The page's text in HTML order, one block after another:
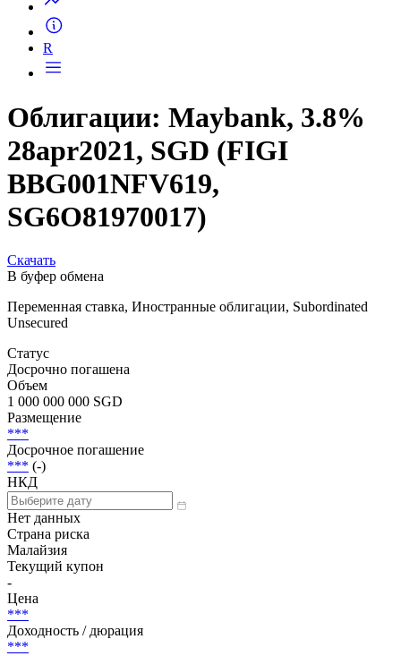
R
Облигации: Maybank, 3.8%
28apr2021, SGD (FIGI
BBG001NFV619,
SG6O81970017)
Скачать
В буфер обмена
Переменная ставка, Иностранные облигации, Subordinated
Unsecured
Статус
Досрочно погашена
Объем
1 000 000 000 SGD
Размещение
***
Досрочное погашение
*** (-)
НКД
Нет данных
Страна риска
Малайзия
Текущий купон
-
Цена
***
Доходность / дюрация
***